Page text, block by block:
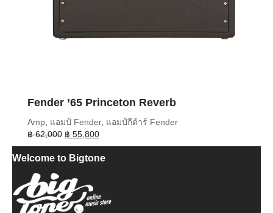
Fender ’65 Princeton Reverb
Amp แอมป์ Fender, แอมป์กีต้าร์ Fender
฿62,000 Original
price
was:
฿ 55,800Current
price
is:
Welcome to Bigtone